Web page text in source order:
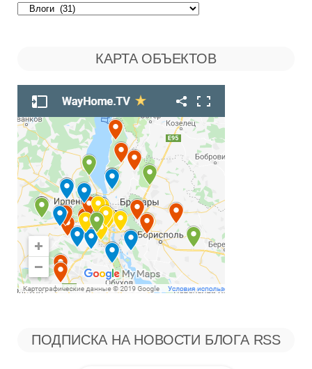
Поиск
КАРТА ОБЪЕКТОВ
ПОДПИСКА НА НОВОСТИ БЛОГА RSS